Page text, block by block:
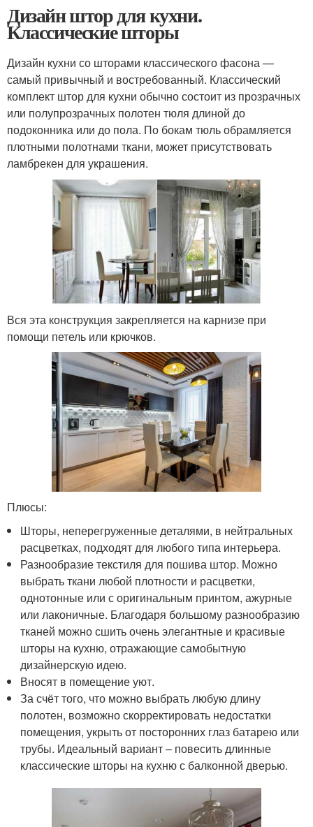
Дизайн штор для кухни.
Классические шторы
Дизайн кухни со шторами классического фасона —
самый привычный и востребованный. Классический
комплект штор для кухни обычно состоит из прозрачных
или полупрозрачных полотен тюля длиной до
подоконника или до пола. По бокам тюль обрамляется
плотными полотнами ткани, может присутствовать
ламбрекен для украшения.
Вся эта конструкция закрепляется на карнизе при
помощи петель или крючков.
Плюсы:
Шторы, неперегруженные деталями, в нейтральных
расцветках, подходят для любого типа интерьера.
Разнообразие текстиля для пошива штор. Можно
выбрать ткани любой плотности и расцветки,
однотонные или с оригинальным принтом, ажурные
или лаконичные. Благодаря большому разнообразию
тканей можно сшить очень элегантные и красивые
шторы на кухню, отражающие самобытную
дизайнерскую идею.
Вносят в помещение уют.
За счёт того, что можно выбрать любую длину
полотен, возможно скорректировать недостатки
помещения, укрыть от посторонних глаз батарею или
трубы. Идеальный вариант – повесить длинные
классические шторы на кухню с балконной дверью.